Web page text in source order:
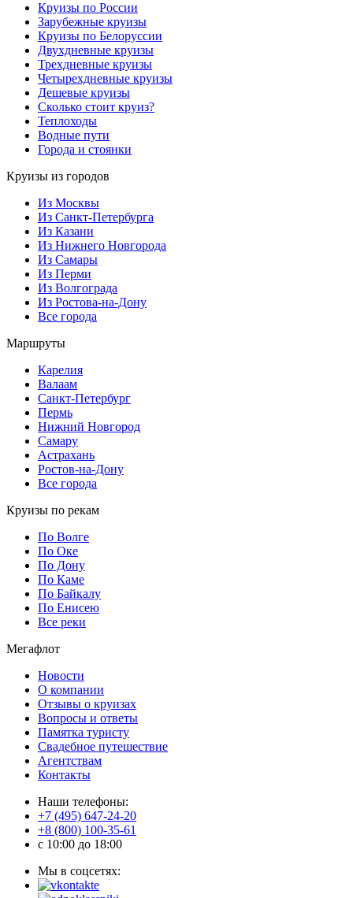
Круизы по России
Зарубежные круизы
Круизы по Белоруссии
Двухдневные круизы
Трехдневные круизы
Четырехдневные круизы
Дешевые круизы
Сколько стоит круиз?
Теплоходы
Водные пути
Города и стоянки
Круизы из городов
Из Москвы
Из Санкт-Петербурга
Из Казани
Из Нижнего Новгорода
Из Самары
Из Перми
Из Волгограда
Из Ростова-на-Дону
Все города
Маршруты
Карелия
Валаам
Санкт-Петербург
Пермь
Нижний Новгород
Самару
Астрахань
Ростов-на-Дону
Все города
Круизы по рекам
По Волге
По Оке
По Дону
По Каме
По Байкалу
По Енисею
Все реки
Мегафлот
Новости
О компании
Отзывы о круизах
Вопросы и ответы
Памятка туристу
Свадебное путешествие
Агентствам
Контакты
Наши телефоны:
+7 (495) 647-24-20
+8 (800) 100-35-61
c 10:00 до 18:00
Мы в соцсетях: